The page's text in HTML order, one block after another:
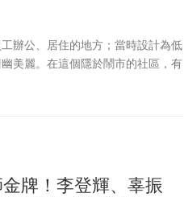
辦公、居住的地方；當時設計為低
美麗。在這個隱於鬧市的社區，有
亮燈營業，更吸引年輕品牌移居進
牌！李登輝、辜振